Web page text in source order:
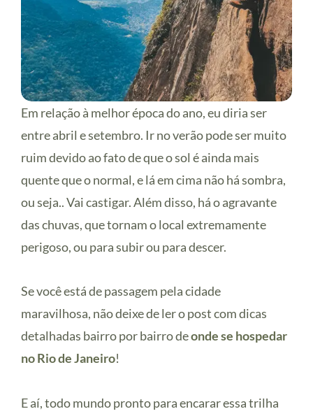
Em relação à melhor época do ano, eu diria ser
entre abril e setembro. Ir no verão pode ser muito
ruim devido ao fato de que o sol é ainda mais
quente que o normal, e lá em cima não há sombra,
ou seja.. Vai castigar. Além disso, há o agravante
das chuvas, que tornam o local extremamente
perigoso, ou para subir ou para descer.
Se você está de passagem pela cidade
maravilhosa, não deixe de ler o post com dicas
detalhadas bairro por bairro deonde se hospedar
no Rio de Janeiro!
E aí, todo mundo pronto para encarar essa trilha